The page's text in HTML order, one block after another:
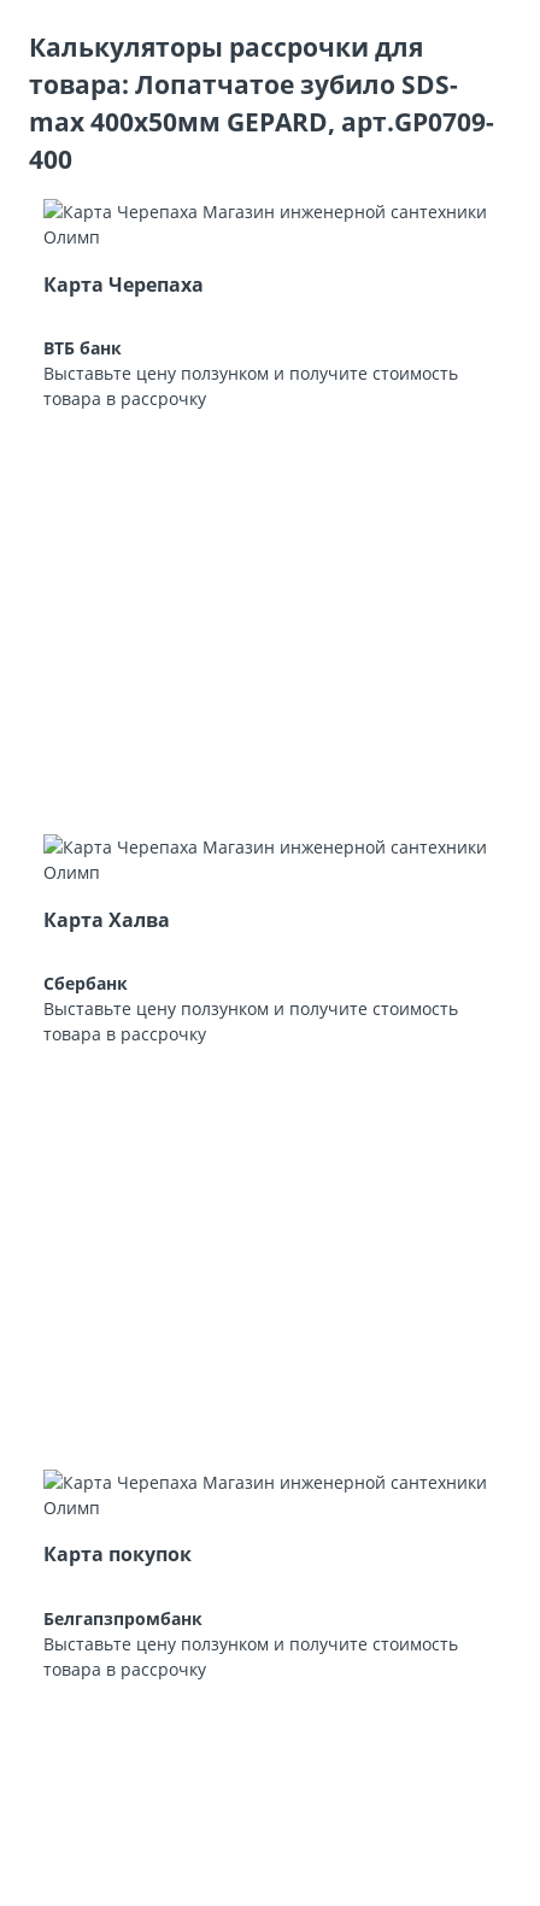
Калькуляторы рассрочки для
товара: Лопатчатое зубило SDS-
max 400х50мм GEPARD, арт.GP0709-
400
Карта Черепаха
ВТБ банк
Выставьте цену ползунком и получите стоимость
товара в рассрочку
Карта Халва
Сбербанк
Выставьте цену ползунком и получите стоимость
товара в рассрочку
Карта покупок
Белгапзпромбанк
Выставьте цену ползунком и получите стоимость
товара в рассрочку